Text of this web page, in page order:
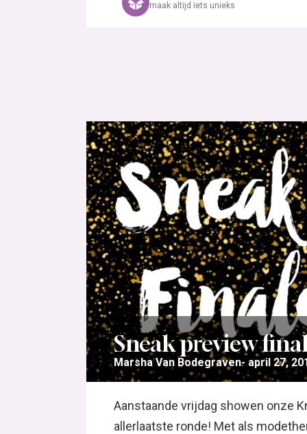
maak altijd iets unieks
Sneak preview
Marsha Van Bodegraven april 27,
Aanstaande vrijdag showen onze
allerlaatste ronde! Met als